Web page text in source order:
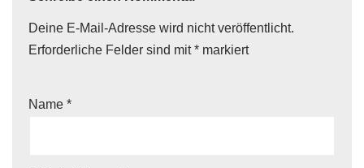
Deine E-Mail-Adresse wird nicht veröffentlicht.
Erforderliche Felder sind mit* markiert
Name *